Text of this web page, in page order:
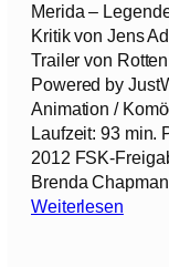
u
s
c
h
u
n
g
[
2
Merida –
Kritik von Jens
Trailer von
Powered by
Animation /
Laufzeit: 93 min.
2012 FSK-
Brenda
Weiterlesen: